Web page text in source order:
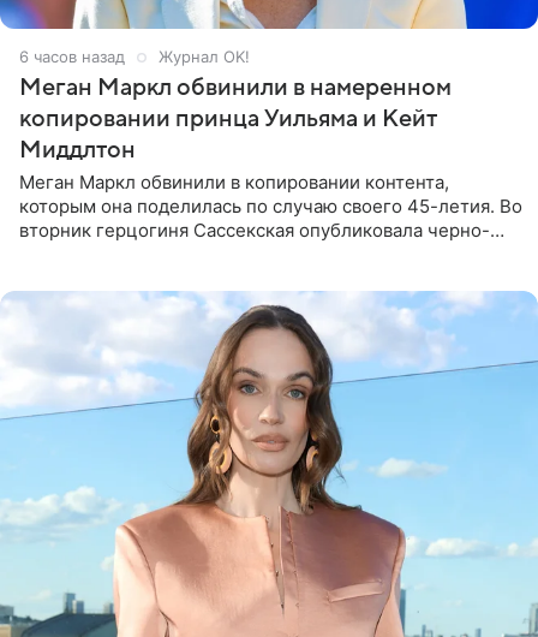
6 часов назад Журнал OK!
Меган Маркл обвинили в намеренном
копировании принца Уильяма и Кейт
Миддлтон
Меган Маркл обвинили в копировании контента,
которым она поделилась по случаю своего 45-летия. Во
вторник герцогиня Сассекская опубликовала черно-